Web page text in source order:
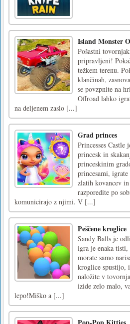
Island Monster
Pošastni
pripravljeni!
težkem terenu.
klančinah,
se povzpnite na
Offroad lahko
na deljenem zaslo [...]
Grad princes
Princesses Castle
princesk in
princeskinim
princesami,
zlatih kovancev
razporedite po
komunicirajo z njimi. V [...]
Peščene kroglice
Sandy Balls je
igra je enaka
morate samo
kroglice spustijo,
naložite v
izide zelo malo,
lepo!Miško a [...]